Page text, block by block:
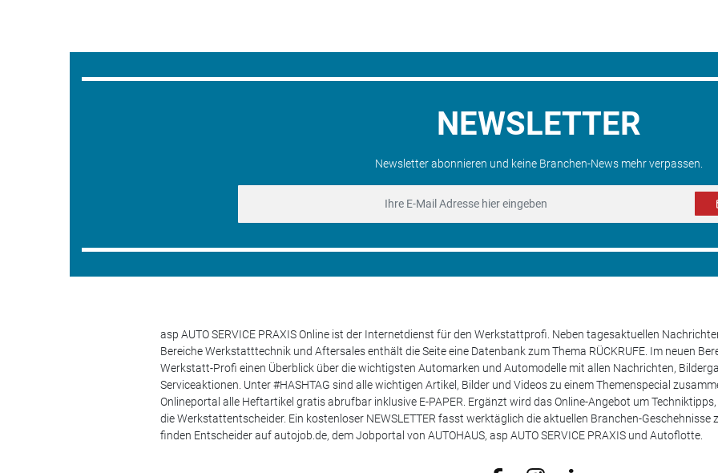
NEWSLETTER
Newsletter abonnieren und keine Branchen-News mehr verpassen.
asp AUTO SERVICE PRAXIS Online ist der Internetdienst für den Werkstattprofi. Neben tagesaktuellen
Bereiche Werkstatttechnik und Aftersales enthält die Seite eine Datenbank zum Thema RÜCKRUFE. Im neuen
Werkstatt-Profi einen Überblick über die wichtigsten Automarken und Automodelle mit allen Nachrichten,
Serviceaktionen. Unter #HASHTAG sind alle wichtigen Artikel, Bilder und Videos zu einem Themenspecial
Onlineportal alle Heftartikel gratis abrufbar inklusive E-PAPER. Ergänzt wird das Online-Angebot um
die Werkstattentscheider. Ein kostenloser NEWSLETTER fasst werktäglich die aktuellen Branchen-Geschehnisse
finden Entscheider auf autojob.de, dem Jobportal von AUTOHAUS, asp AUTO SERVICE PRAXIS und Autoflotte.